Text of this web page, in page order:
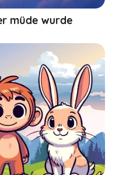
müde wurde